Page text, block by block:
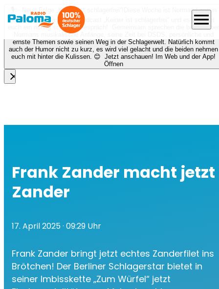
🎙️✨ Neue Folge „Keiner ist schlagerfrei“!
Diese Woche ist Norman Langen
bei Nora zu Gast beim Podcast „Keiner ist schlagerfrei“ und es erwartet
euch ein richtig schönes Gespräch! Gemeinsam sprechen die beiden über
Normans musikalische Anfänge, seine Zeit bei DSDS, persönliche und
ernste Themen sowie seinen Weg in der Schlagerwelt. Natürlich kommt
auch der Humor nicht zu kurz, es wird viel gelacht und die beiden nehmen
euch mit hinter die Kulissen. 😊 Jetzt anschauen! Im Web und der App!
Öffnen
close
menu
Frank Zander macht jetzt
Zander
17. April 2025· 09:29 Uhr
Frank Zander bringt jetzt echtes Zanderfilet ins
Brötchen! Der Berliner Schlagerstar bietet in
seiner Imbisskette „Zum Würfel“ jetzt